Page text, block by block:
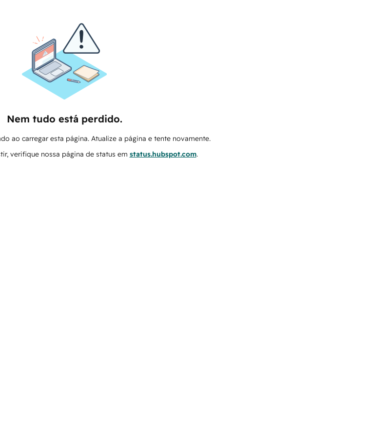
Nem tudo está perdido.
ao carregar esta página. Atualize a página e tente novamente.
verifique nossa página de status em status.hubspot.com.